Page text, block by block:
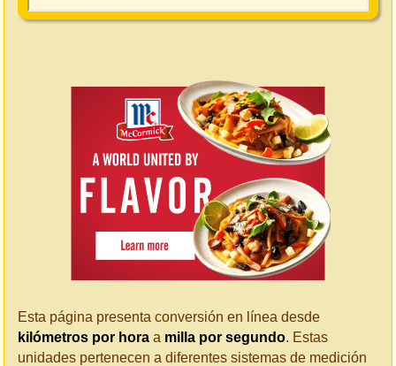
Esta página presenta conversión en línea desde
kilómetros por hora a milla por segundo. Estas
unidades pertenecen a diferentes sistemas de medición